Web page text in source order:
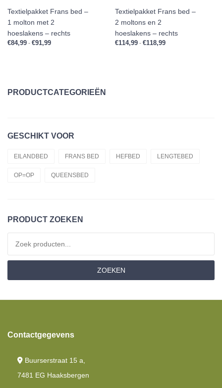
Textielpakket Frans bed –
1 molton met 2
hoeslakens – rechts
€84,99 - €91,99Prijsklasse: €84,99 tot €91,99
Textielpakket Frans bed –
2 moltons en 2
hoeslakens – rechts
€114,99 - €118,99Prijsklasse: €114,99
PRODUCTCATEGORIEËN
Materiaal
Enkele Bedden
Dekbedden
Kussens
Matrassen
Moltons
GESCHIKT VOOR
EILANDBED FRANS BED HEFBED LENGTEBED
OP=OP QUEENSBED
PRODUCT ZOEKEN
ZOEKEN
Contactgegevens
Buurserstraat 15 a,
7481 EG Haaksbergen